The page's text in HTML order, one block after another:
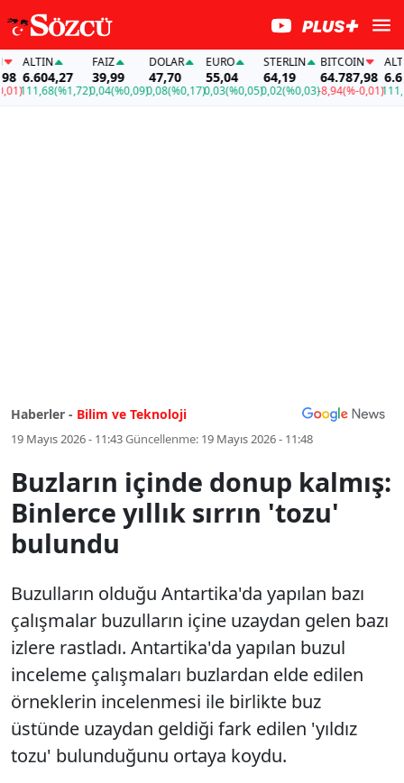
ALTIN
6.604,27
111,68(%1,72)
FAİZ
39,99
0,04(%0,09)
DOLAR
47,70
0,08(%0,17)
EURO
55,04
0,03(%0,05)
STERLIN
64,19
0,02(%0,03)
BITCOIN
64.787,98
-8,94(%-0,01)
ALTIN
111,68
Haberler - Bilim ve Teknoloji
19 Mayıs 2026 - 11:43Güncellenme: 19 Mayıs 2026 - 11:48
Buzların içinde donup kalmış:
Binlerce yıllık sırrın 'tozu'
bulundu
Buzulların olduğu Antartika'da yapılan bazı
çalışmalar buzulların içine uzaydan gelen bazı
izlere rastladı. Antartika'da yapılan buzul
inceleme çalışmaları buzlardan elde edilen
örneklerin incelenmesi ile birlikte buz
üstünde uzaydan geldiği fark edilen 'yıldız
tozu' bulunduğunu ortaya koydu.